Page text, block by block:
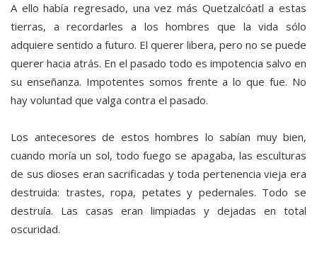
A ello había regresado, una vez más Quetzalcóatl a estas
tierras, a recordarles a los hombres que la vida sólo
adquiere sentido a futuro. El querer libera, pero no se puede
querer hacia atrás. En el pasado todo es impotencia salvo en
su enseñanza. Impotentes somos frente a lo que fue. No
hay voluntad que valga contra el pasado.
Los antecesores de estos hombres lo sabían muy bien,
cuando moría un sol, todo fuego se apagaba, las esculturas
de sus dioses eran sacrificadas y toda pertenencia vieja era
destruida: trastes, ropa, petates y pedernales. Todo se
destruía. Las casas eran limpiadas y dejadas en total
oscuridad.